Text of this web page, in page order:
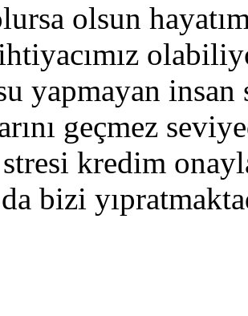
olsun
yapmayan insan
geçmez
kredim
da bizi